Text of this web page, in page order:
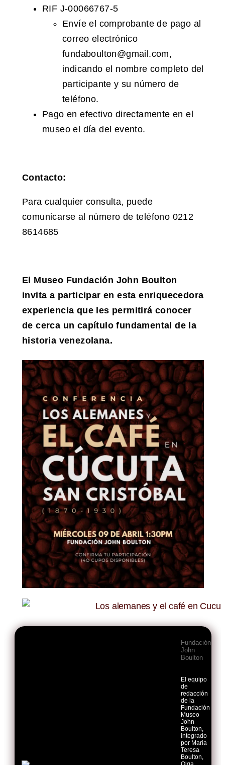
RIF J-00066767-5
Envíe el comprobante de pago al
correo electrónico
fundaboulton@gmail.com,
indicando el nombre completo del
participante y su número de
teléfono.
Pago en efectivo directamente en el
museo el día del evento.
Contacto:
Para cualquier consulta, puede
comunicarse al número de teléfono 0212
8614685
El Museo Fundación John Boulton
invita ​​a participar en esta enriquecedora
experiencia que les permitirá conocer
de cerca un capítulo fundamental de la
historia venezolana.
Fundación
John
Boulton
El equipo
de
redacción
de la
Fundación
Museo
John
Boulton,
integrado
por Maria
Teresa
Boulton,